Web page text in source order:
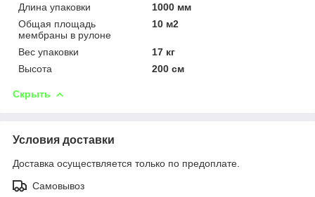
Длина упаковки
1000 мм
Общая площадь
мембраны в рулоне
10 м2
Вес упаковки
17 кг
Высота
200 см
Скрыть
Условия доставки
Доставка осуществляется только по предоплате.
Самовывоз